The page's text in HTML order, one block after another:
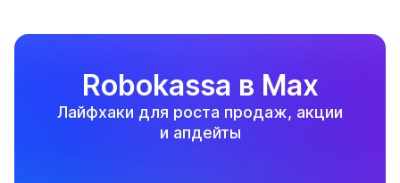
Robokassa в Max
Лайфхаки для роста продаж, акции
и апдейты